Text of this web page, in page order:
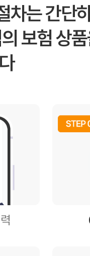
차는 간단
보험 상